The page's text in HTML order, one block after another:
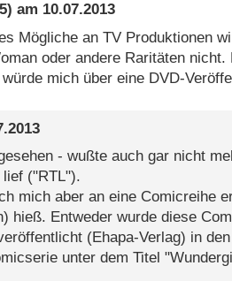
am 10.07.2013
Mögliche an TV Produktionen
oder andere Raritäten nicht.
mich über eine DVD-
- wußte auch gar nicht
("RTL").
mich aber an eine Comicreihe
hieß. Entweder wurde diese
(Ehapa-Verlag) in
unter dem Titel